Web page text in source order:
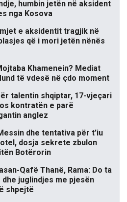
humbin jetën në aksident
nga Kosova
e aksidentit tragjik në
që i mori jetën nënës
Khamenein? Mediat
të vdesë në çdo moment
talentin shqiptar, 17-vjeçari
kontratën e parë
anglez
dhe tentativa për t’iu
dosja sekrete zbulon
Botërorin
Qafë Thanë, Rama: Do ta
juglindjes me pjesën
shpejtë